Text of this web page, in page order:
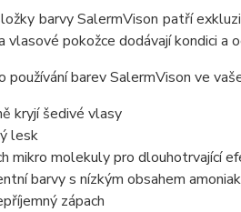
barvy SalermVison patří
pokožce dodávají kondici a
používání barev SalermVison ve
kryjí šedivé vlasy
lesk
mikro molekuly pro dlouhotrvající
barvy s nízkým obsahem
zápach